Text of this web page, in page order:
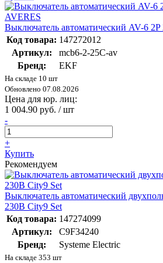
Выключатель автоматический AV-6
Код товара: 147272012
Артикул:
mcb6-2-25C-av
Бренд:
EKF
На складе 10 шт
Обновлено 07.08.2026
Цена для юр. лиц:
1 004.90 руб. / шт
-
+
Купить
Рекомендуем
Выключатель автоматический
230В City9 Set
Код товара: 147274099
Артикул:
C9F34240
Бренд:
Systeme Electric
На складе 353 шт